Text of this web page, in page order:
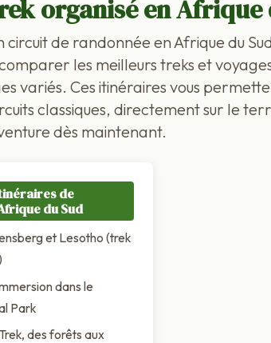
organisé en Afrique
circuit de randonnée en Afrique du
les meilleurs treks et
variés. Ces itinéraires vous
classiques, directement sur le
dès maintenant.
de
du Sud
et Lesotho (trek
dans le
Park
des forêts aux